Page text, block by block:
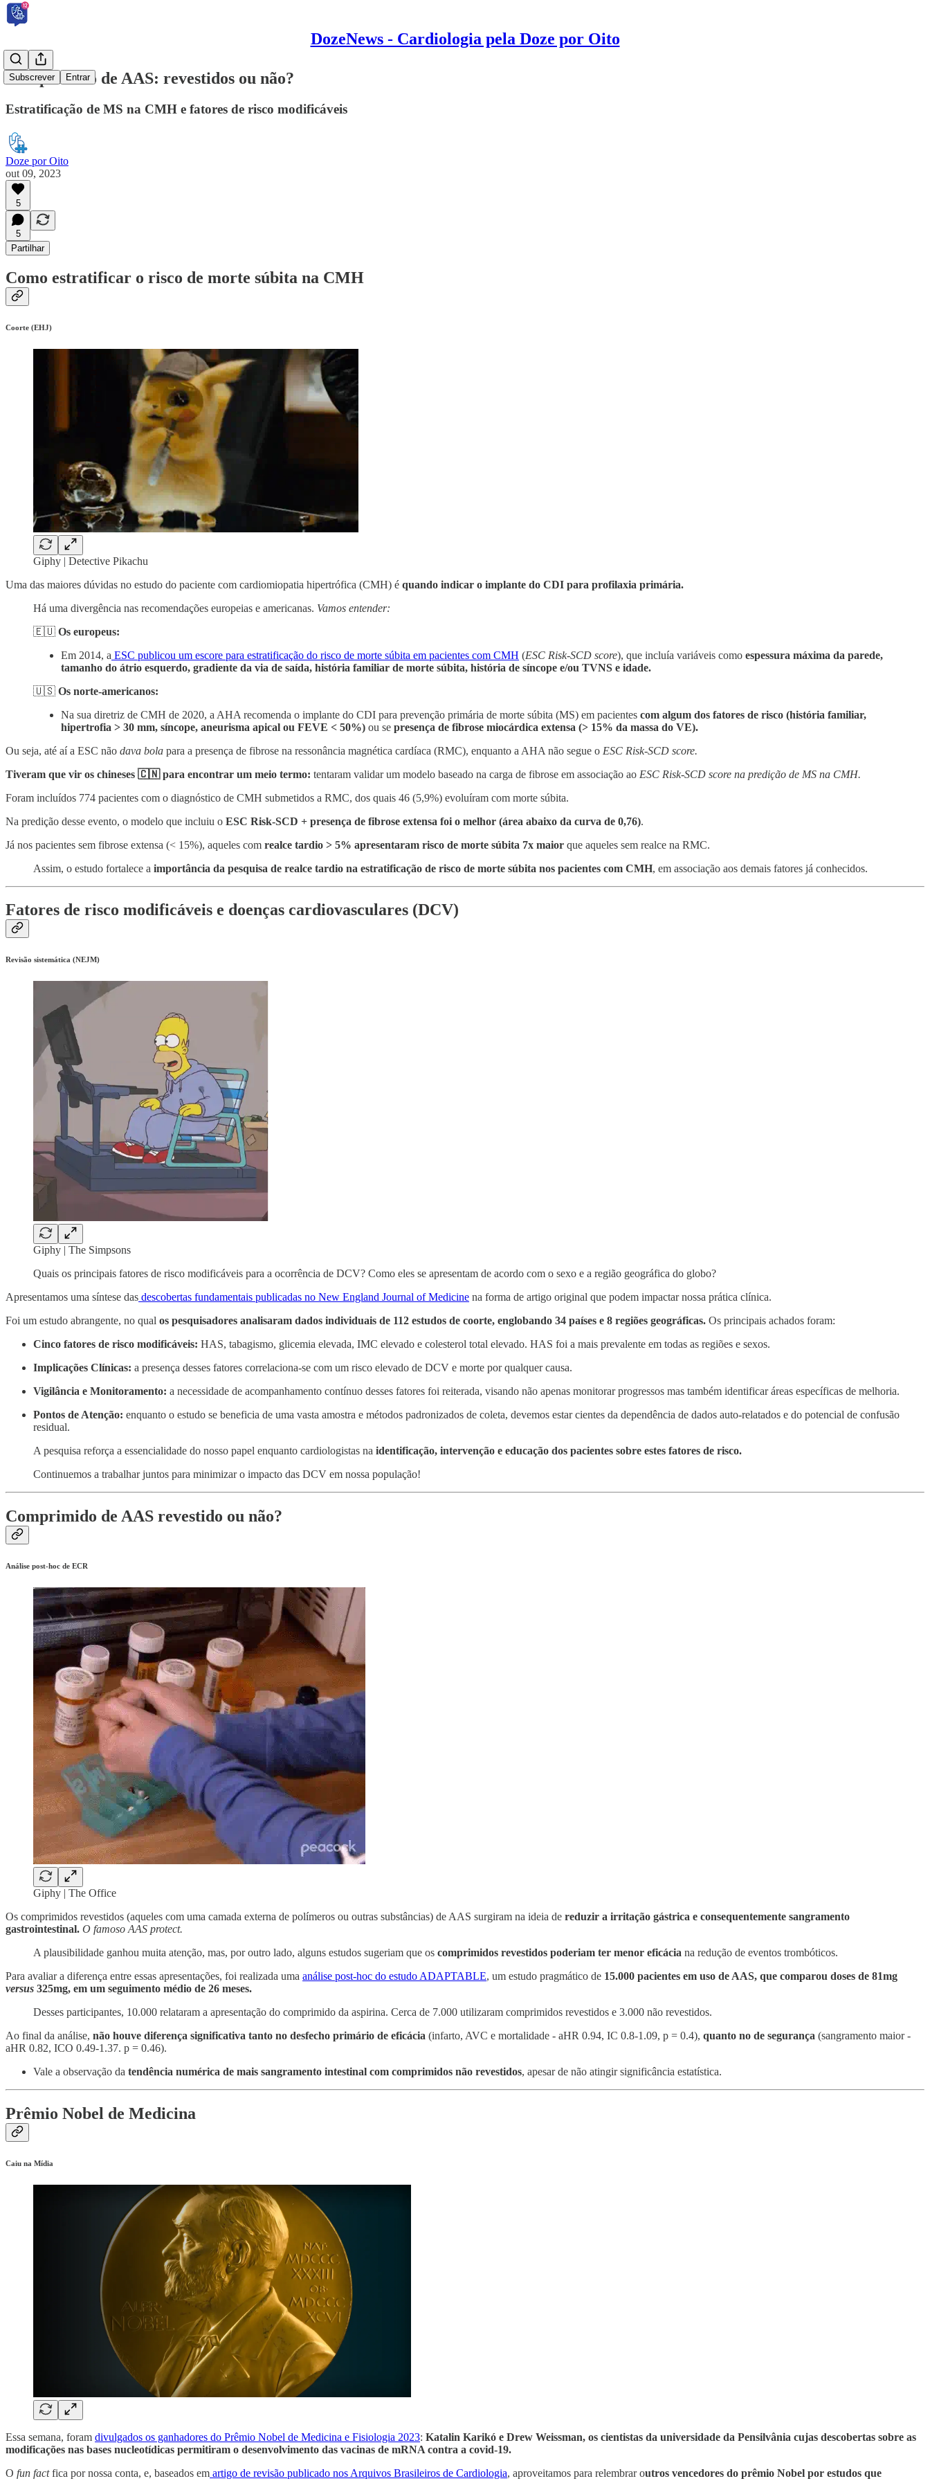
DozeNews - Cardiologia pela Doze por Oito
Subscrever Entrar
Comprimido de AAS: revestidos ou não?
Estratificação de MS na CMH e fatores de risco modificáveis
Doze por Oito
out 09, 2023
5
5
Partilhar
Como estratificar o risco de morte súbita na CMH
Coorte (EHJ)
Giphy | Detective Pikachu
Uma das maiores dúvidas no estudo do paciente com cardiomiopatia hipertrófica (CMH) é quando indicar o implante do CDI para profilaxia primária.
Há uma divergência nas recomendações europeias e americanas. Vamos entender:
🇪🇺 Os europeus:
Em 2014, a ESC publicou um escore para estratificação do risco de morte súbita em pacientes com CMH (ESC Risk-SCD score), que incluía variáveis como espessura máxima da parede,
tamanho do átrio esquerdo, gradiente da via de saída, história familiar de morte súbita, história de síncope e/ou TVNS e idade.
🇺🇸 Os norte-americanos:
Na sua diretriz de CMH de 2020, a AHA recomenda o implante do CDI para prevenção primária de morte súbita (MS) em pacientes com algum dos fatores de risco (história familiar,
hipertrofia > 30 mm, síncope, aneurisma apical ou FEVE < 50%) ou se presença de fibrose miocárdica extensa (> 15% da massa do VE).
Ou seja, até aí a ESC não dava bola para a presença de fibrose na ressonância magnética cardíaca (RMC), enquanto a AHA não segue o ESC Risk-SCD score.
Tiveram que vir os chineses 🇨🇳 para encontrar um meio termo: tentaram validar um modelo baseado na carga de fibrose em associação ao ESC Risk-SCD score na predição de MS na CMH.
Foram incluídos 774 pacientes com o diagnóstico de CMH submetidos a RMC, dos quais 46 (5,9%) evoluíram com morte súbita.
Na predição desse evento, o modelo que incluiu o ESC Risk-SCD + presença de fibrose extensa foi o melhor (área abaixo da curva de 0,76).
Já nos pacientes sem fibrose extensa (< 15%), aqueles com realce tardio > 5% apresentaram risco de morte súbita 7x maior que aqueles sem realce na RMC.
Assim, o estudo fortalece a importância da pesquisa de realce tardio na estratificação de risco de morte súbita nos pacientes com CMH, em associação aos demais fatores já conhecidos.
Fatores de risco modificáveis e doenças cardiovasculares (DCV)
Revisão sistemática (NEJM)
Giphy | The Simpsons
Quais os principais fatores de risco modificáveis para a ocorrência de DCV? Como eles se apresentam de acordo com o sexo e a região geográfica do globo?
Apresentamos uma síntese das descobertas fundamentais publicadas no New England Journal of Medicine na forma de artigo original que podem impactar nossa prática clínica.
Foi um estudo abrangente, no qual os pesquisadores analisaram dados individuais de 112 estudos de coorte, englobando 34 países e 8 regiões geográficas. Os principais achados foram:
Cinco fatores de risco modificáveis: HAS, tabagismo, glicemia elevada, IMC elevado e colesterol total elevado. HAS foi a mais prevalente em todas as regiões e sexos.
Implicações Clínicas: a presença desses fatores correlaciona-se com um risco elevado de DCV e morte por qualquer causa.
Vigilância e Monitoramento: a necessidade de acompanhamento contínuo desses fatores foi reiterada, visando não apenas monitorar progressos mas também identificar áreas específicas de melhoria.
Pontos de Atenção: enquanto o estudo se beneficia de uma vasta amostra e métodos padronizados de coleta, devemos estar cientes da dependência de dados auto-relatados e do potencial de confusão
residual.
A pesquisa reforça a essencialidade do nosso papel enquanto cardiologistas na identificação, intervenção e educação dos pacientes sobre estes fatores de risco.
Continuemos a trabalhar juntos para minimizar o impacto das DCV em nossa população!
Comprimido de AAS revestido ou não?
Análise post-hoc de ECR
Giphy | The Office
Os comprimidos revestidos (aqueles com uma camada externa de polímeros ou outras substâncias) de AAS surgiram na ideia de reduzir a irritação gástrica e consequentemente sangramento
gastrointestinal. O famoso AAS protect.
A plausibilidade ganhou muita atenção, mas, por outro lado, alguns estudos sugeriam que os comprimidos revestidos poderiam ter menor eficácia na redução de eventos trombóticos.
Para avaliar a diferença entre essas apresentações, foi realizada uma análise post-hoc do estudo ADAPTABLE, um estudo pragmático de 15.000 pacientes em uso de AAS, que comparou doses de 81mg
versus 325mg, em um seguimento médio de 26 meses.
Desses participantes, 10.000 relataram a apresentação do comprimido da aspirina. Cerca de 7.000 utilizaram comprimidos revestidos e 3.000 não revestidos.
Ao final da análise, não houve diferença significativa tanto no desfecho primário de eficácia (infarto, AVC e mortalidade - aHR 0.94, IC 0.8-1.09, p = 0.4), quanto no de segurança (sangramento maior -
aHR 0.82, ICO 0.49-1.37. p = 0.46).
Vale a observação da tendência numérica de mais sangramento intestinal com comprimidos não revestidos, apesar de não atingir significância estatística.
Prêmio Nobel de Medicina
Caiu na Mídia
Essa semana, foram divulgados os ganhadores do Prêmio Nobel de Medicina e Fisiologia 2023: Katalin Karikó e Drew Weissman, os cientistas da universidade da Pensilvânia cujas descobertas sobre as
modificações nas bases nucleotídicas permitiram o desenvolvimento das vacinas de mRNA contra a covid-19.
O fun factfica por nossa conta, e, baseados em artigo de revisão publicado nos Arquivos Brasileiros de Cardiologia, aproveitamos para relembrar outros vencedores do prêmio Nobel por estudos que